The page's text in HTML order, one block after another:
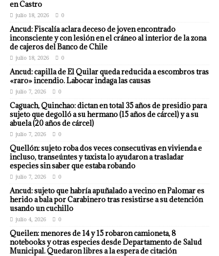
en Castro
julio 18, 2026 0
Ancud: Fiscalía aclara deceso de joven encontrado
inconsciente y con lesión en el cráneo al interior de la zona
de cajeros del Banco de Chile
julio 18, 2026 0
Ancud: capilla de El Quilar queda reducida a escombros tras
«raro» incendio. Labocar indaga las causas
julio 7, 2026 0
Caguach, Quinchao: dictan en total 35 años de presidio para
sujeto que degolló a su hermano (15 años de cárcel) y a su
abuela (20 años de cárcel)
julio 7, 2026 0
Quellón: sujeto roba dos veces consecutivas en vivienda e
incluso, transeúntes y taxista lo ayudaron a trasladar
especies sin saber que estaba robando
julio 7, 2026 0
Ancud: sujeto que habría apuñalado a vecino en Palomar es
herido a bala por Carabinero tras resistirse a su detención
usando un cuchillo
julio 4, 2026 0
Queilen: menores de 14 y 15 robaron camioneta, 8
notebooks y otras especies desde Departamento de Salud
Municipal. Quedaron libres a la espera de citación